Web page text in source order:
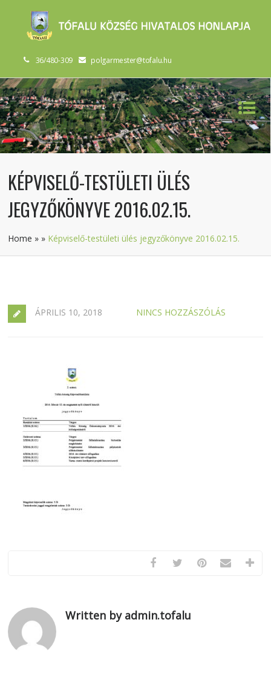
36/480-309 polgarmester@tofalu.hu
KÉPVISELŐ-TESTÜLETI ÜLÉS
JEGYZŐKÖNYVE 2016.02.15.
Home » » Képviselő-testületi ülés jegyzőkönyve 2016.02.15.
ÁPRILIS 10, 2018 NINCS HOZZÁSZÓLÁS
Written by admin.tofalu